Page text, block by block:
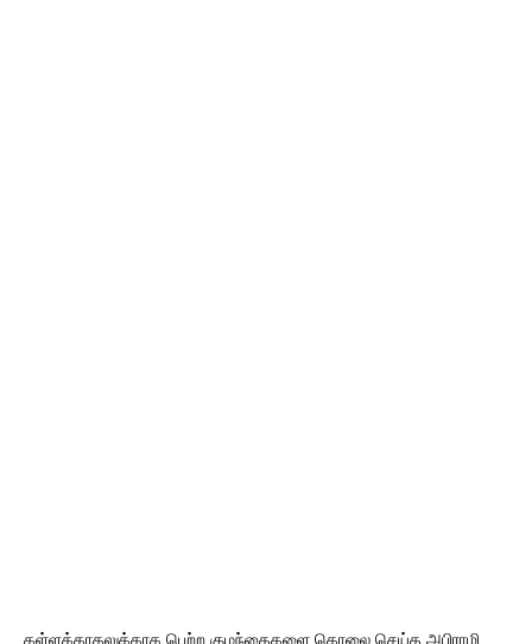
கள்ளக்காதலுக்காக பெற்ற குழந்தைகளை கொலை செய்த அபிராமி